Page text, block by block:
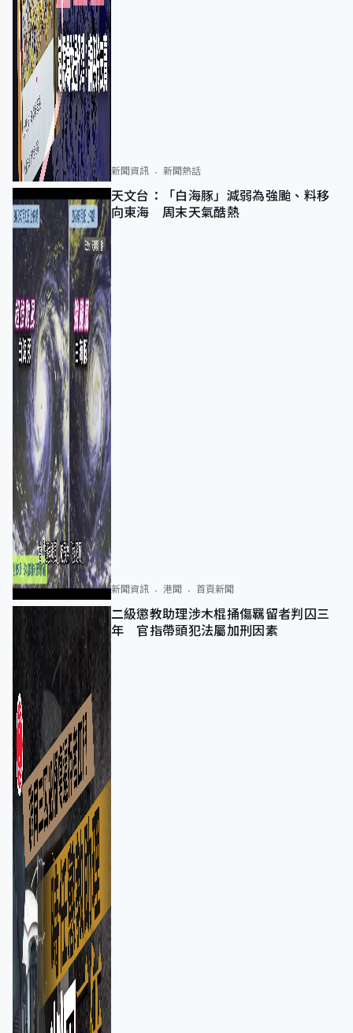
新聞資訊 新聞熱話
天文台：「白海豚」減弱為強颱、料移
向東海 周末天氣酷熱
新聞資訊 港聞 首頁新聞
二級懲教助理涉木棍捅傷羈留者判囚三
年 官指帶頭犯法屬加刑因素